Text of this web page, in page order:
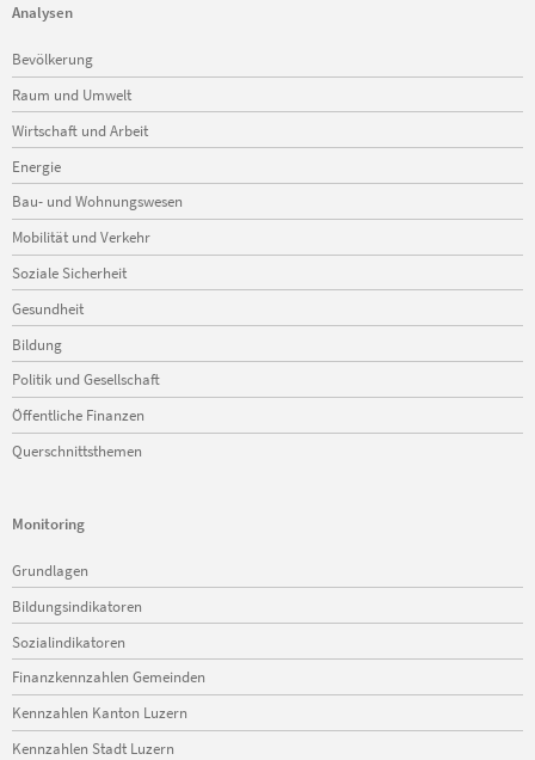
Analysen
Navigation
überspringen
Bevölkerung
Raum und Umwelt
Wirtschaft und Arbeit
Energie
Bau- und Wohnungswesen
Mobilität und Verkehr
Soziale Sicherheit
Gesundheit
Bildung
Politik und Gesellschaft
Öffentliche Finanzen
Querschnittsthemen
Monitoring
Navigation
überspringen
Grundlagen
Bildungsindikatoren
Sozialindikatoren
Finanzkennzahlen Gemeinden
Kennzahlen Kanton Luzern
Kennzahlen Stadt Luzern